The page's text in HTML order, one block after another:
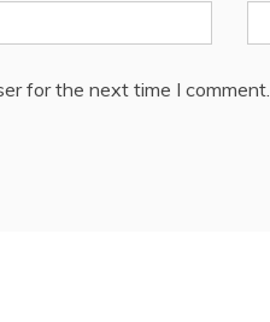
for the next time I comment.